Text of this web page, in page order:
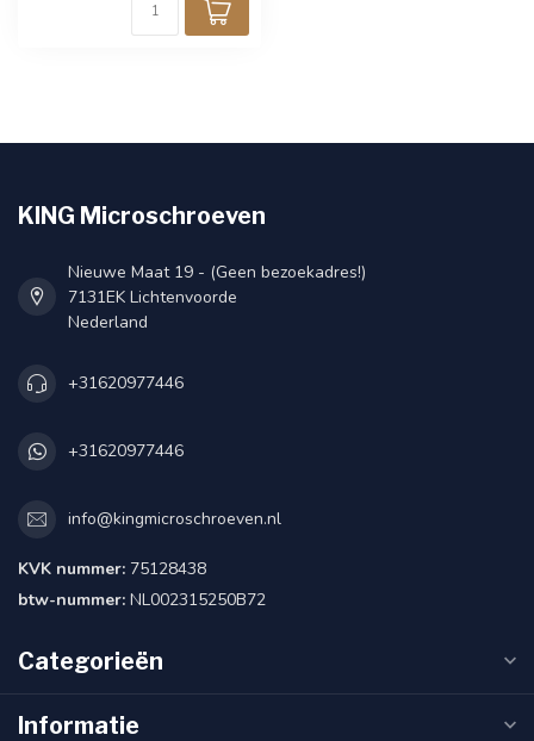
KING Microschroeven
Nieuwe Maat 19 - (Geen bezoekadres!)
7131EK Lichtenvoorde
Nederland
+31620977446
+31620977446
info@kingmicroschroeven.nl
KVK nummer: 75128438
btw-nummer: NL002315250B72
Categorieën
Informatie